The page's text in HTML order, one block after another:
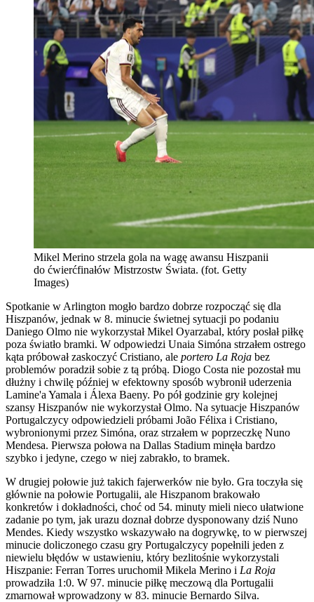
Mikel Merino strzela gola na wagę awansu Hiszpanii
do ćwierćfinałów Mistrzostw Świata. (fot. Getty
Images)
Spotkanie w Arlington mogło bardzo dobrze rozpocząć się dla
Hiszpanów, jednak w 8. minucie świetnej sytuacji po podaniu
Daniego Olmo nie wykorzystał Mikel Oyarzabal, który posłał piłkę
poza światło bramki. W odpowiedzi Unaia Simóna strzałem ostrego
kąta próbował zaskoczyć Cristiano, ale portero La Roja bez
problemów poradził sobie z tą próbą. Diogo Costa nie pozostał mu
dłużny i chwilę później w efektowny sposób wybronił uderzenia
Lamine'a Yamala i Álexa Baeny. Po pół godzinie gry kolejnej
szansy Hiszpanów nie wykorzystał Olmo. Na sytuacje Hiszpanów
Portugalczycy odpowiedzieli próbami João Félixa i Cristiano,
wybronionymi przez Simóna, oraz strzałem w poprzeczkę Nuno
Mendesa. Pierwsza połowa na Dallas Stadium minęła bardzo
szybko i jedyne, czego w niej zabrakło, to bramek.
W drugiej połowie już takich fajerwerków nie było. Gra toczyła się
głównie na połowie Portugalii, ale Hiszpanom brakowało
konkretów i dokładności, choć od 54. minuty mieli nieco ułatwione
zadanie po tym, jak urazu doznał dobrze dysponowany dziś Nuno
Mendes. Kiedy wszystko wskazywało na dogrywkę, to w pierwszej
minucie doliczonego czasu gry Portugalczycy popełnili jeden z
niewielu błędów w ustawieniu, który bezlitośnie wykorzystali
Hiszpanie: Ferran Torres uruchomił Mikela Merino i La Roja
prowadziła 1:0. W 97. minucie piłkę meczową dla Portugalii
zmarnował wprowadzony w 83. minucie Bernardo Silva.